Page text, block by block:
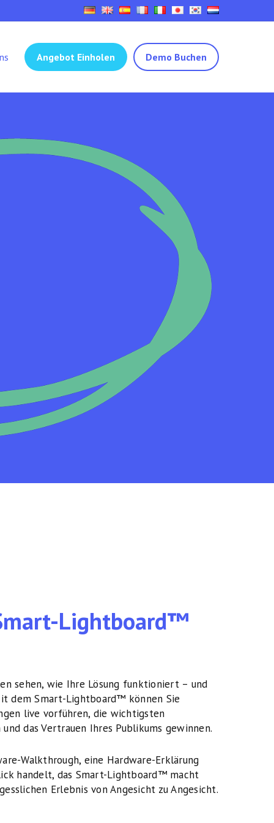
Angebot Einholen Demo Buchen
Lightboard™
sehen, wie Ihre Lösung funktioniert – und
dem Smart-Lightboard™ können Sie
live vorführen, die wichtigsten
das Vertrauen Ihres Publikums gewinnen.
Walkthrough, eine Hardware-Erklärung
handelt, das Smart-Lightboard™ macht
Erlebnis von Angesicht zu Angesicht.